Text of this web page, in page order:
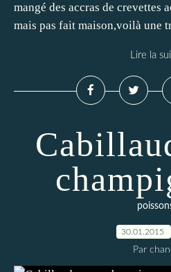
mangé des accras de crevettes
mais pas fait maison,voilà une
Lire la
30.01.2015
Par